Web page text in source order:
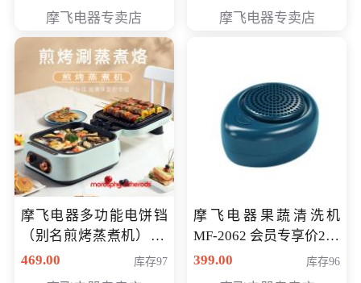
摩飞电器专卖店 摩飞电器专卖店
摩飞电器多功能电饼铛
（别名煎烤蒸煮机） 型
号MF-8888B 会员专享
469.00 库存97
摩飞电器果蔬清洗机
MF-2062 会员专享价268
元
399.00 库存96